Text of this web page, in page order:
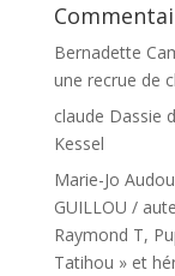
Bernadette
une recrue de
claude Dassie
Kessel
Marie-Jo
GUILLOU /
Raymond T,
Tatihou » et